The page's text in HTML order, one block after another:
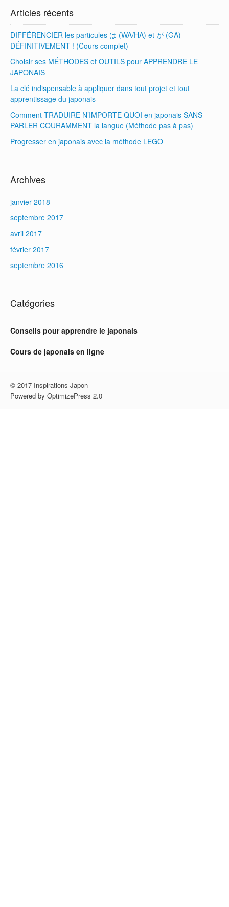
Articles récents
DIFFÉRENCIER les particules は (WA/HA) et が (GA)
DÉFINITIVEMENT ! (Cours complet)
Choisir ses MÉTHODES et OUTILS pour APPRENDRE LE
JAPONAIS
La clé indispensable à appliquer dans tout projet et tout
apprentissage du japonais
Comment TRADUIRE N’IMPORTE QUOI en japonais SANS
PARLER COURAMMENT la langue (Méthode pas à pas)
Progresser en japonais avec la méthode LEGO
Archives
janvier 2018
septembre 2017
avril 2017
février 2017
septembre 2016
Catégories
Conseils pour apprendre le japonais
Cours de japonais en ligne
© 2017 Inspirations Japon
Powered by OptimizePress 2.0